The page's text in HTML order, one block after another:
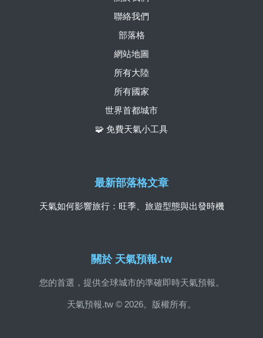
關於 天氣預報.tw
您的首選，提供全球城市的準確即時天氣預報。
天氣預報.tw © 2026。版權所有。
聯絡我們
部落格
網站地圖
所有大陸
所有國家
世界首都城市
🧩 免費天氣小工具
最新部落格文章
天氣如何影響旅行：旺季、旅遊型態與出發時機